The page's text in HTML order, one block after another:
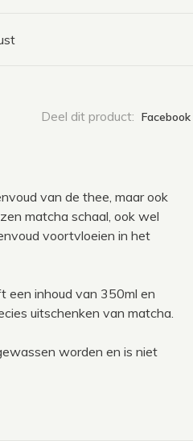
Deel dit product: Facebook
van de thee, maar ook
matcha schaal, ook wel
voortvloeien in het
een inhoud van 350ml en
uitschenken van matcha.
worden en is niet